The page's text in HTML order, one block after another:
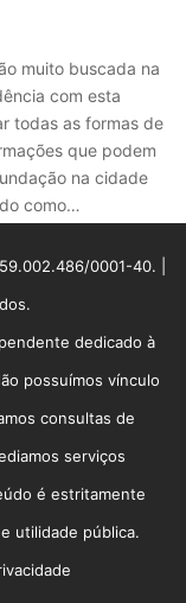
muito buscada na
com esta
todas as formas de
que podem
na cidade
como…
0001-40. |
dedicado à
possuímos vínculo
consultas de
serviços
é estritamente
utilidade pública.